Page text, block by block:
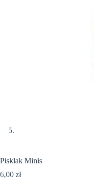
Pisklak Minis
6,00 zł